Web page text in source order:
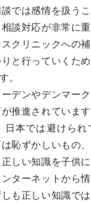
では感情を扱う
談対応が非常に
クリニックへの
と行っていくた
。
デンやデンマー
推進されていま
日本では避けら
恥ずかしいもの
しい知識を子供
ターネットから
も正しい知識で